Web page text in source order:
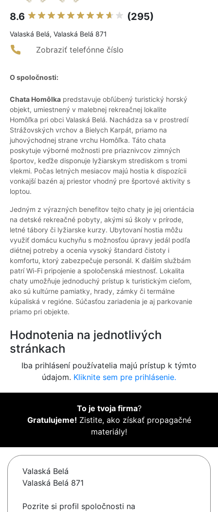
8.6 (295)
Valaská Belá, Valaská Belá 871
Zobraziť telefónne číslo
O spoločnosti:
Chata Homôlka predstavuje obľúbený turistický horský
objekt, umiestnený v malebnej rekreačnej lokalite
Homôľka pri obci Valaská Belá. Nachádza sa v prostredí
Strážovských vrchov a Bielych Karpát, priamo na
juhovýchodnej strane vrchu Homôľka. Táto chata
poskytuje výborné možnosti pre priaznivcov zimných
športov, keďže disponuje lyžiarskym strediskom s tromi
vlekmi. Počas letných mesiacov majú hostia k dispozícii
vonkajší bazén aj priestor vhodný pre športové aktivity s
loptou.
Jedným z výrazných benefitov tejto chaty je jej orientácia
na detské rekreačné pobyty, akými sú školy v prírode,
letné tábory či lyžiarske kurzy. Ubytovaní hostia môžu
využiť domácu kuchyňu s možnosťou úpravy jedál podľa
diétnej potreby a ocenia vysoký štandard čistoty i
komfortu, ktorý zabezpečuje personál. K ďalším službám
patrí Wi-Fi pripojenie a spoločenská miestnosť. Lokalita
chaty umožňuje jednoduchý prístup k turistickým cieľom,
ako sú kultúrne pamiatky, hrady, zámky či termálne
kúpaliská v regióne. Súčasťou zariadenia je aj parkovanie
priamo pri objekte.
Hodnotenia na jednotlivých
stránkach
Iba prihlásení používatelia majú prístup k týmto
údajom. Kliknite sem pre prihlásenie.
To je tvoja firma?
Gratulujeme! Zistite, ako získať propagačné
materiály!
Valaská Belá
Valaská Belá 871
Pozrite si profil spoločnosti na